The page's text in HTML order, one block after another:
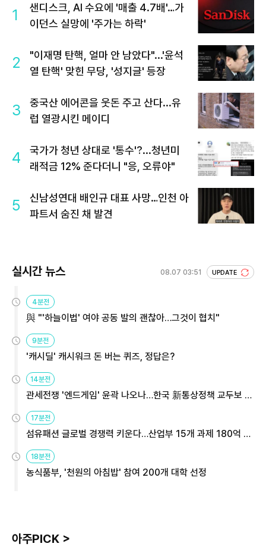
1
샌디스크, AI 수요에 '매출 4.7배'…가
이던스 실망에 '주가는 하락'
2
"이재명 탄핵, 얼마 안 남았다"...'윤석
열 탄핵' 맞힌 무당, '성지글' 등장
3
중국산 에어콘을 웃돈 주고 산다...유
럽 열광시킨 메이디
4
국가가 청년 상대로 '통수'?...청년미
래적금 12% 준다더니 "응, 오류야"
5
신남성연대 배인규 대표 사망…인천 아
파트서 숨진 채 발견
실시간 뉴스 08.07 03:51 UPDATE
4분전
與 "'하늘이법' 여야 공동 발의 괜찮아…그것이 협치"
9분전
'캐시딜' 캐시워크 돈 버는 퀴즈, 정답은?
14분전
관세전쟁 '엔드게임' 윤곽 나오나…한국 新통상정책 교두보 활
17분전
섬유패션 글로벌 경쟁력 키운다…산업부 15개 과제 180억 지
18분전
농식품부, '천원의 아침밥' 참여 200개 대학 선정
아주PICK >